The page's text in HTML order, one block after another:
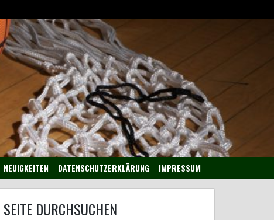
NEUIGKEITEN DATENSCHUTZERKLÄRUNG IMPRESSUM
SEITE DURCHSUCHEN